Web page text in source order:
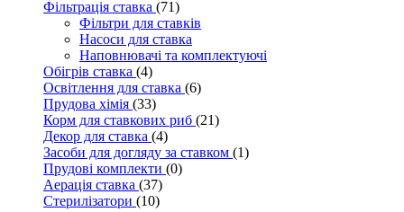
Фільтрація ставка (71)
Фільтри для ставків
Насоси для ставка
Наповнювачі та комплектуючі
Обігрів ставка (4)
Освітлення для ставка (6)
Прудова хімія (33)
Корм для ставкових риб (21)
Декор для ставка (4)
Засоби для догляду за ставком (1)
Прудові комплекти (0)
Аерація ставка (37)
Стерилізатори (10)